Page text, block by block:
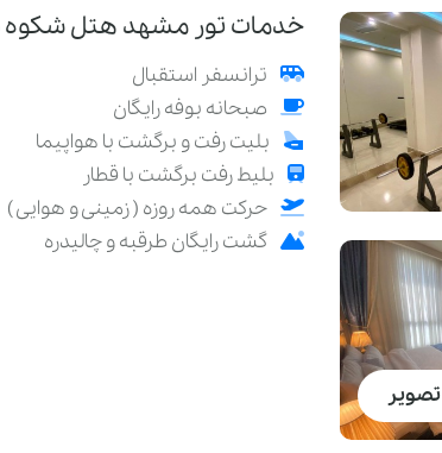
خدمات تور مشهد هتل شکوه
ترانسفر استقبال
صبحانه بوفه رایگان
بلیت رفت و برگشت با هواپیما
بلیط رفت برگشت با قطار
حرکت همه روزه ( زمینی و هوایی )
گشت رایگان طرقبه و چالیدره
تصویر